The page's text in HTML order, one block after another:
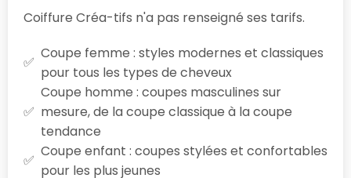
Coiffure Créa-tifs n'a pas renseigné ses tarifs.
Coupe femme : styles modernes et classiques
pour tous les types de cheveux
Coupe homme : coupes masculines sur
mesure, de la coupe classique à la coupe
tendance
Coupe enfant : coupes stylées et confortables
pour les plus jeunes